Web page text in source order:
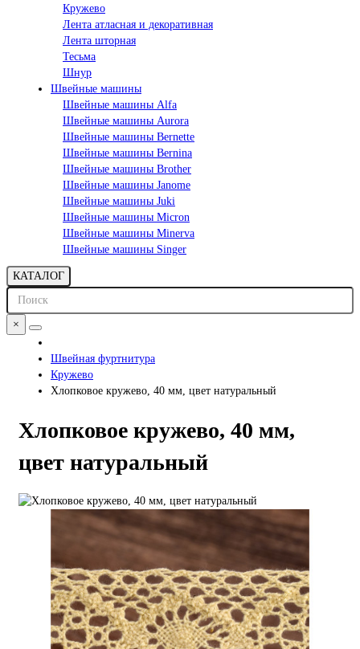
Кружево
Лента aтласная и декоративная
Лента шторная
Тесьма
Шнур
Швейные машины
Швейные машины Alfa
Швейные машины Aurora
Швейные машины Bernette
Швейные машины Bernina
Швейные машины Brother
Швейные машины Janome
Швейные машины Juki
Швейные машины Micron
Швейные машины Minerva
Швейные машины Singer
КАТАЛОГ
×
Швейная фуртнитура
Кружево
Хлопковое кружево, 40 мм, цвет натуральный
Хлопковое кружево, 40 мм,
цвет натуральный